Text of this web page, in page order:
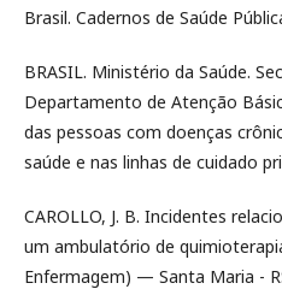
Brasil. Cadernos de Saúde
BRASIL. Ministério da Saúde.
Departamento de Atenção
das pessoas com doenças
saúde e nas linhas de cuidado
CAROLLO, J. B. Incidentes
um ambulatório de
Enfermagem) — Santa Maria -